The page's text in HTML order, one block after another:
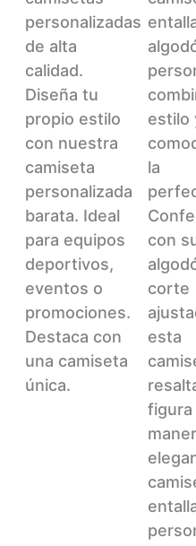
tiene
múltiples
variantes.
Las
opciones
se
pueden
elegir
en
la
página
de
producto
personalizadas
de alta
calidad.
Diseña tu
propio estilo
con nuestra
camiseta
personalizada
barata. Ideal
para equipos
deportivos,
eventos o
promociones.
Destaca con
una camiseta
única.
tiene
Las
se
pueden
elegir
en
la
de
estilo
la
con
corte
esta
figura